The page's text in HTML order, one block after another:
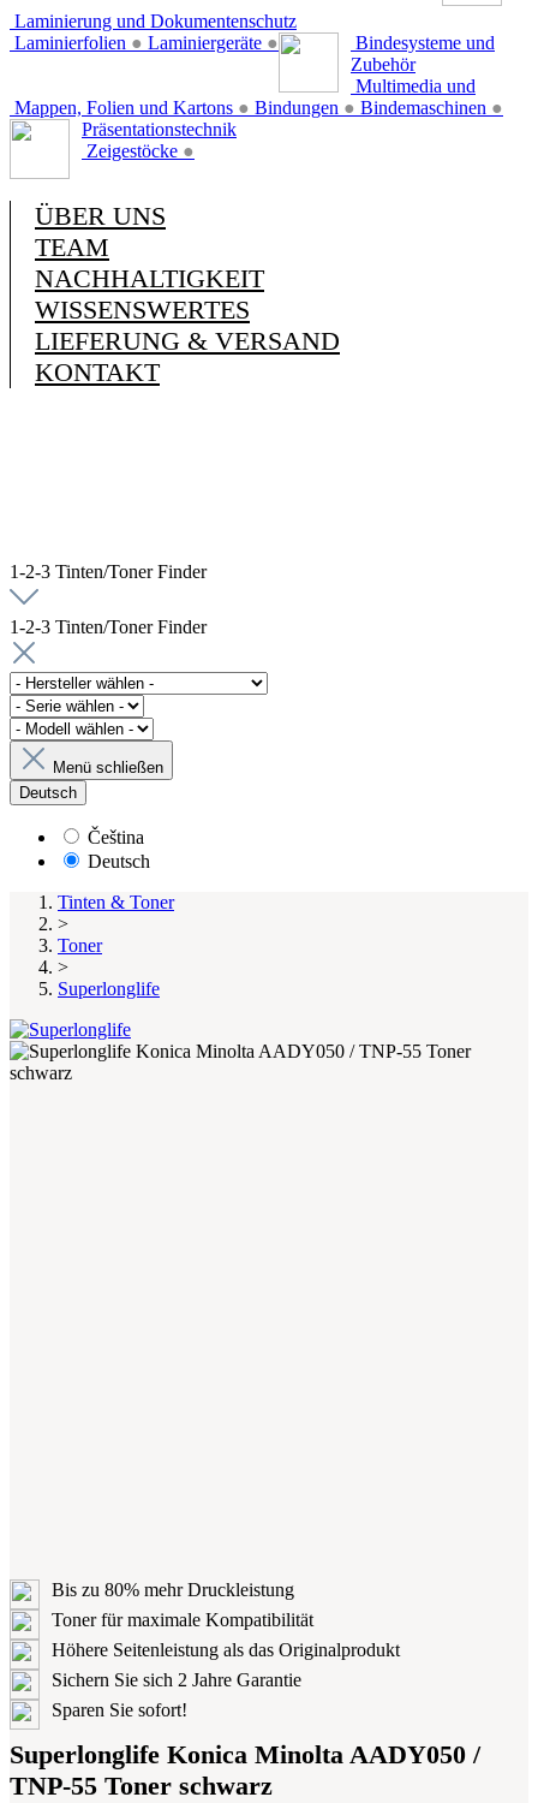
Laminierung und Dokumentenschutz
Laminierfolien ● Laminiergeräte ●
Bindesysteme und
Zubehör
Mappen, Folien und Kartons ● Bindungen ● Bindemaschinen ●
Multimedia und
Präsentationstechnik
Zeigestöcke ●
ÜBER UNS
TEAM
NACHHALTIGKEIT
WISSENSWERTES
LIEFERUNG & VERSAND
KONTAKT
1-2-3 Tinten/Toner Finder
1-2-3 Tinten/Toner Finder
Menü schließen
Deutsch
Čeština
Deutsch
Tinten & Toner
>
Toner
>
Superlonglife
Bis zu 80% mehr Druckleistung
Toner für maximale Kompatibilität
Höhere Seitenleistung als das Originalprodukt
Sichern Sie sich 2 Jahre Garantie
Sparen Sie sofort!
Superlonglife Konica Minolta AADY050 /
TNP-55 Toner schwarz